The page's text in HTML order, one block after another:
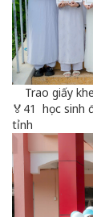
Trao giấy
🏅41 học sinh
tỉnh